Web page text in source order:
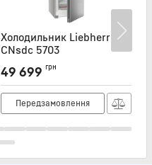
Холодильник Liebherr
CNsdc 5703
CNSDC5703
49 699 грн
Передзамовлення